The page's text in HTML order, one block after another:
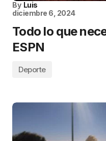
By Luis
diciembre 6, 2024
Todo lo que
ESPN
Deporte